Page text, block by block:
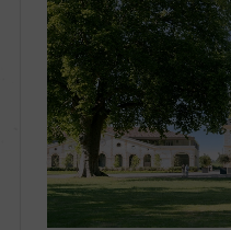
オー・メドック
村名